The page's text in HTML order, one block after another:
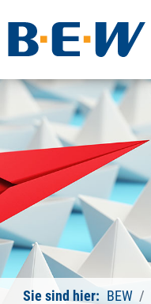
Sie sind hier: BEW